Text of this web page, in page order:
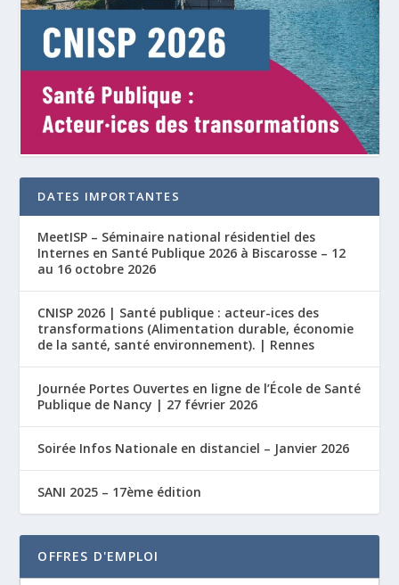
DATES IMPORTANTES
MeetISP – Séminaire national résidentiel des
Internes en Santé Publique 2026 à Biscarosse – 12
au 16 octobre 2026
CNISP 2026 | Santé publique : acteur-ices des
transformations (Alimentation durable, économie
de la santé, santé environnement). | Rennes
Journée Portes Ouvertes en ligne de l’École de Santé
Publique de Nancy | 27 février 2026
Soirée Infos Nationale en distanciel – Janvier 2026
SANI 2025 – 17ème édition
OFFRES D'EMPLOI